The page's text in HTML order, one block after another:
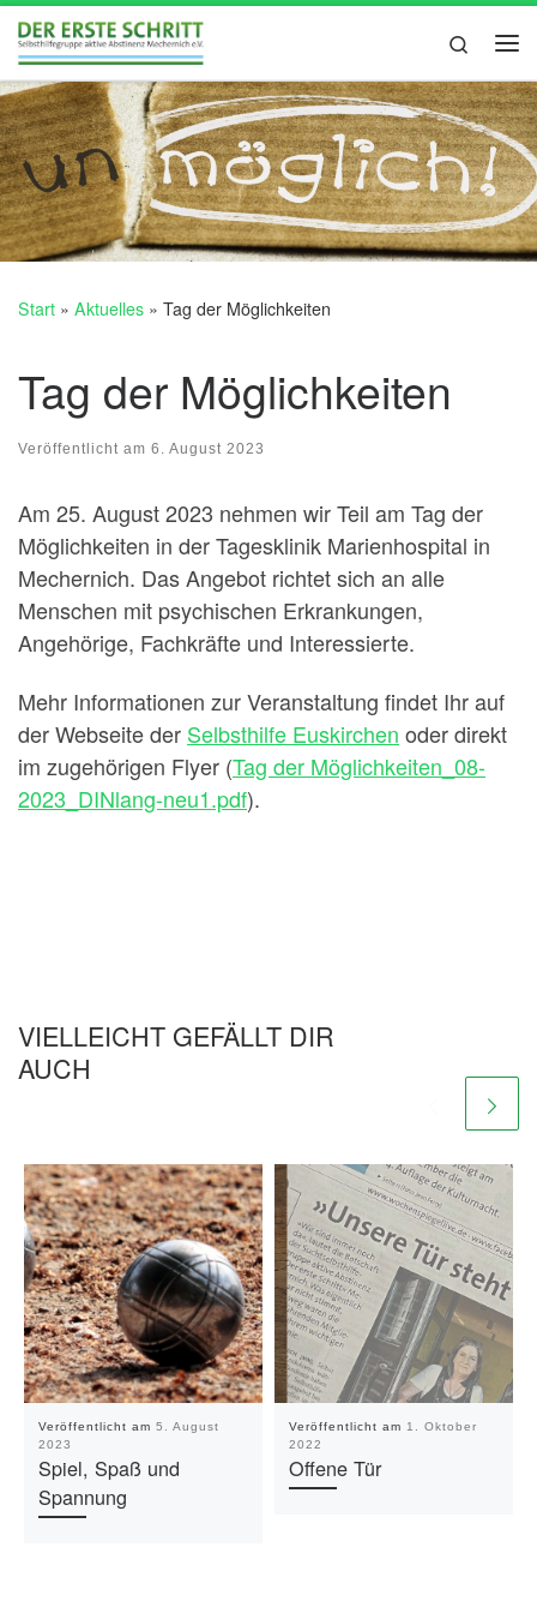
Zum Inhalt springen
Search
Start » Aktuelles » Tag der Möglichkeiten
Tag der Möglichkeiten
Veröffentlicht am 6. August 2023
Am 25. August 2023 nehmen wir Teil am Tag der
Möglichkeiten in der Tagesklinik Marienhospital in
Mechernich. Das Angebot richtet sich an alle
Menschen mit psychischen Erkrankungen,
Angehörige, Fachkräfte und Interessierte.
Mehr Informationen zur Veranstaltung findet Ihr auf
der Webseite der Selbsthilfe Euskirchen oder direkt
im zugehörigen Flyer (Tag der Möglichkeiten_08-
2023_DINlang-neu1.pdf).
VIELLEICHT GEFÄLLT DIR
AUCH
Veröffentlicht am 5. August
2023
Spiel, Spaß und
Spannung
Veröffentlicht am 1. Oktober
2022
Offene Tür